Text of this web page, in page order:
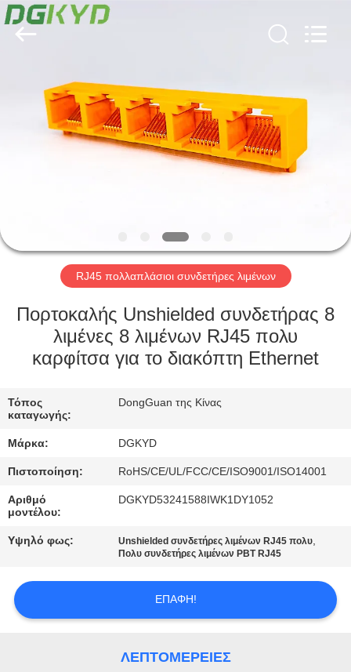
ΣΠΊΤΙ
ΠΡΟΪΌΝΤΑ
ΠΕΡΊΠΟΥ
ΕΜΕΊΣ
ΓΎΡΟΣ
ΕΡΓΟΣΤΑΣΊΩΝ
ΠΟΙΟΤΙΚΌΣ
ΈΛΕΓΧΟΣ
ΜΑΣ
ΕΛΆΤΕ
ΣΕ
ΜΕ
Keyouda
Electronic
Technology
Co.,ltd.
RJ45 πολλαπλάσιοι συνδετήρες λιμένων
Πορτοκαλής Unshielded συνδετήρας 8
λιμένες 8 λιμένων RJ45 πολυ
καρφίτσα για το διακόπτη Ethernet
Τόπος
καταγωγής:
DongGuan της Κίνας
Μάρκα: DGKYD
Πιστοποίηση: RoHS/CE/UL/FCC/CE/ISO9001/ISO14001
Αριθμό
μοντέλου:
DGKYD53241588IWK1DY1052
Υψηλό φως: Unshielded συνδετήρες λιμένων RJ45 πολυ,
Πολυ συνδετήρες λιμένων PBT RJ45
ΕΠΑΦΉ!
ΛΕΠΤΟΜΈΡΕΙΕΣ